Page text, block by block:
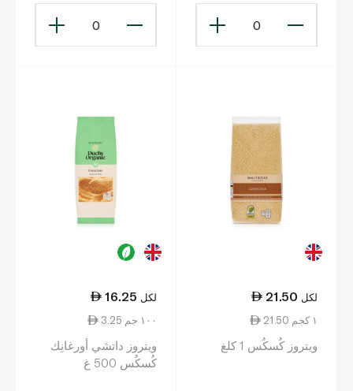
0
0
21.50 لكل
21.50 ١ كجم
ويتروز كُسكُس 1 كلغ
16.25 لكل
3.25 ١٠٠ جم
ويتروز داتشي أورغانِك
كُسكُس 500 غ